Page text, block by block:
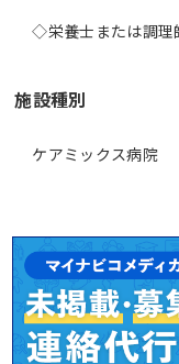
◇栄養士または調理
施設種別
ケアミックス病院